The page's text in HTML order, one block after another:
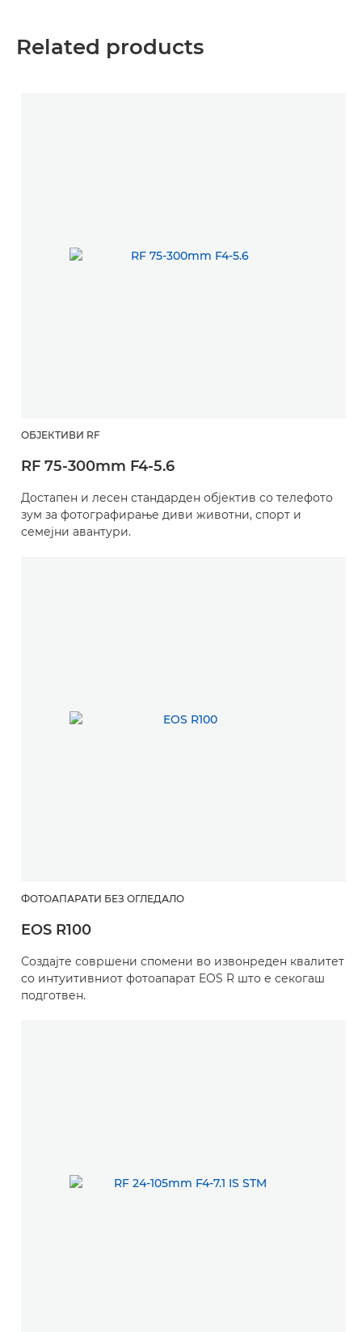
Related products
ОБЈЕКТИВИ RF
RF 75-300mm F4-5.6
Достапен и лесен стандарден објектив со телефото
зум за фотографирање диви животни, спорт и
семејни авантури.
ФОТОАПАРАТИ БЕЗ ОГЛЕДАЛО
EOS R100
Создајте совршени спомени во извонреден квалитет
со интуитивниот фотоапарат EOS R што е секогаш
подготвен.